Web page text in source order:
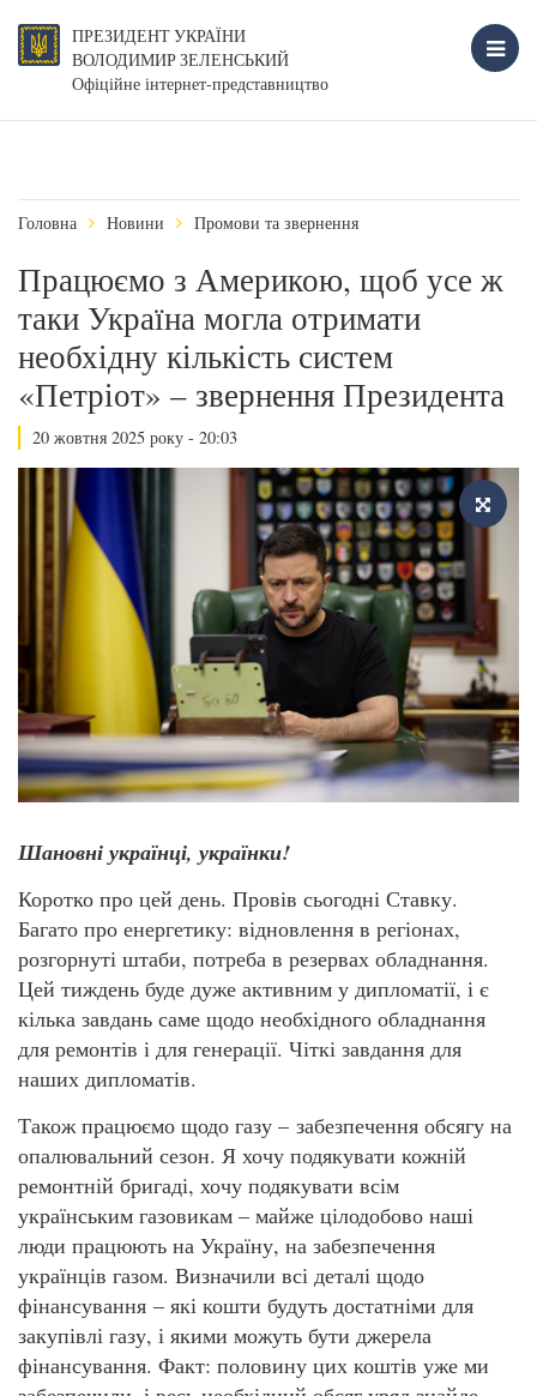
ПРЕЗИДЕНТ УКРАЇНИ
ВОЛОДИМИР ЗЕЛЕНСЬКИЙ
Офіційне інтернет-представництво
Головна Новини Промови та звернення
Працюємо з Америкою, щоб усе ж
таки Україна могла отримати
необхідну кількість систем
«Петріот» – звернення Президента
20 жовтня 2025 року - 20:03
Шановні українці, українки!
Коротко про цей день. Провів сьогодні Ставку.
Багато про енергетику: відновлення в регіонах,
розгорнуті штаби, потреба в резервах обладнання.
Цей тиждень буде дуже активним у дипломатії, і є
кілька завдань саме щодо необхідного обладнання
для ремонтів і для генерації. Чіткі завдання для
наших дипломатів.
Також працюємо щодо газу – забезпечення обсягу на
опалювальний сезон. Я хочу подякувати кожній
ремонтній бригаді, хочу подякувати всім
українським газовикам – майже цілодобово наші
люди працюють на Україну, на забезпечення
українців газом. Визначили всі деталі щодо
фінансування – які кошти будуть достатніми для
закупівлі газу, і якими можуть бути джерела
фінансування. Факт: половину цих коштів уже ми